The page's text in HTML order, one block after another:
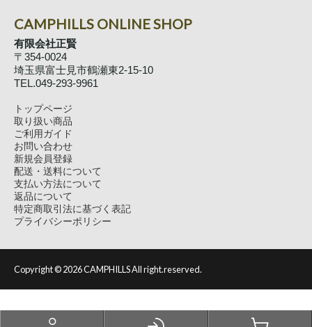
CAMPHILLS ONLINE SHOP
有限会社正賢
〒354-0024
埼玉県富士見市鶴瀬東2-15-10
TEL.049-293-9961
トップページ
取り扱い商品
ご利用ガイド
お問い合わせ
新規会員登録
配送・送料について
支払い方法について
返品について
特定商取引法に基づく表記
プライバシーポリシー
Copyright ©2026 CAMPHILLS All right.reserved.